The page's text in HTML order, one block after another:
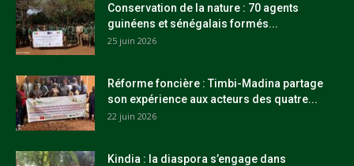
Conservation de la nature : 70 agents
guinéens et sénégalais formés...
25 juin 2026
Réforme foncière : Timbi-Madina partage
son expérience aux acteurs des quatre...
22 juin 2026
Kindia : la diaspora s’engage dans